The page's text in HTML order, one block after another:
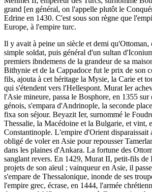
grand [en général, on l'appelle plutôt le
Edrine en 1430. C'est sous son règne que
Europe, à l'empire turc.
Il y avait à peine un siècle et demi qu'Ottoman,
simple soldat, puis général d'un sultan
premiers ibndemens de la grandeur de sa
Bithynie et de la Cappadoce fut le prix de son
fils, ajouta à cet héritage la Mysie, la Carie et
qui s'étendent vers l'Hellespont. Murat Ier
l'Asie mineure, passa le Bosphore, en 1355 sur
génois, s'empara d'Andrinople, la seconde
fixa son séjour. Beyazit Ier, surnommé le
Thessalie, la Macédoine et la Bulgarie, et vint,
Constantinople. L'empire d'Orient disparaissait
obligé de voler en Asie pour repousser
dans les plaines d'Ankara. La fortune des
sanglant revers. En 1429, Murat II, petit-fils de
projets de son aïeul ; vainqueur en Asie, il
s'empare de Thessalonique, inonde de ses
l'empire grec, écrase, en 1444, l'armée